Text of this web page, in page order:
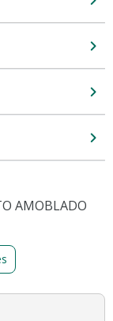
AMOBLADO